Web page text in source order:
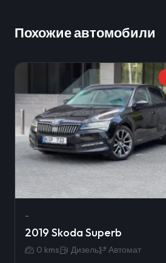
Похожие автомобили
-
2019 Skoda Superb
0 kms Дизель Автомат